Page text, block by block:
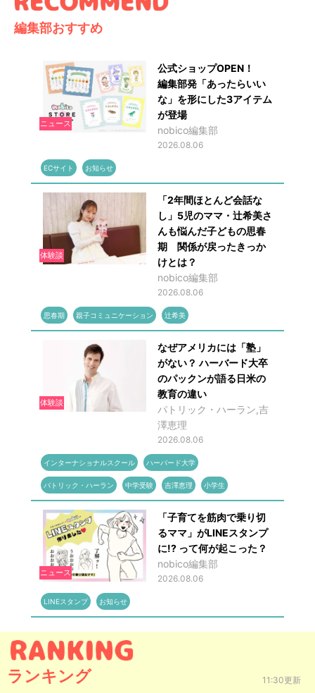
編集部おすすめ
ニュース
公式ショップOPEN！
編集部発「あったらいい
な」を形にした3アイテム
が登場
nobico編集部
2026.08.06
ECサイト お知らせ
体験談
「2年間ほとんど会話な
し」5児のママ・辻希美さ
んも悩んだ子どもの思春
期 関係が戻ったきっか
けとは？
nobico編集部
2026.08.06
思春期 親子コミュニケーション 辻希美
体験談
なぜアメリカには「塾」
がない？ ハーバード大卒
のパックンが語る日米の
教育の違い
パトリック・ハーラン,吉
澤恵理
2026.08.06
インターナショナルスクール ハーバード大学
パトリック・ハーラン 中学受験 吉澤恵理 小学生
ニュース
「子育てを筋肉で乗り切
るママ」がLINEスタンプ
に!? って何が起こった？
nobico編集部
2026.08.06
LINEスタンプ お知らせ
ランキング 11:30更新